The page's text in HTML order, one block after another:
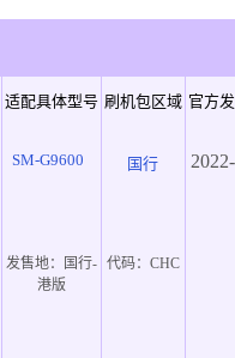
适配具体型号 刷机包区域 官方
SM-G9600 国行
发售地：
国行-
港版
代码： CHC